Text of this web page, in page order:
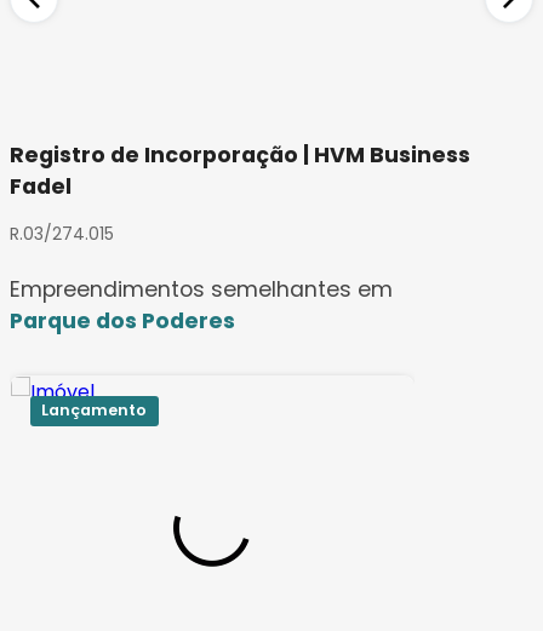
Registro de Incorporação | HVM Business
Fadel
R.03/274.015
Empreendimentos semelhantes em
Parque dos Poderes
Lançamento